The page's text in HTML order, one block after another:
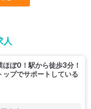
人
ほぼ0！駅から徒歩3分！
プでサポートしている